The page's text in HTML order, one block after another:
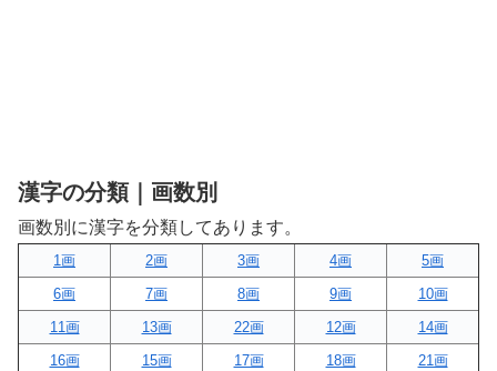
漢字の分類｜画数別
画数別に漢字を分類してあります。
1画 2画 3画 4画
5画
6画
7画 8画 9画
10画
11画
13画 22画 12画
14画
16画
15画 17画 18画
21画